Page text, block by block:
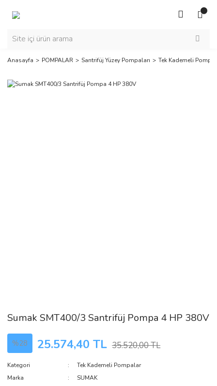
Anasayfa POMPALAR Santrifüj Yüzey Pompaları Tek Kademeli
Sumak SMT400/3 Santrifüj Pompa 4 HP 380V
%28 25.574,40 TL 35.520,00 TL
Kategori
Tek Kademeli Pompalar
Marka
SUMAK